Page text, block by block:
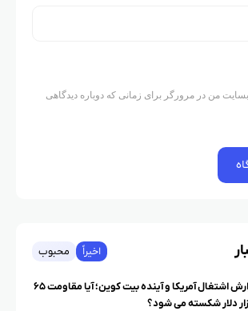
من در مرورگر برای زمانی که دوباره دیدگاهی
اخیراً محبوب
گزارش اشتغال آمریکا و آینده بیت کوین؛ آیا مقاومت ۶۵
دلار شکسته می شود؟